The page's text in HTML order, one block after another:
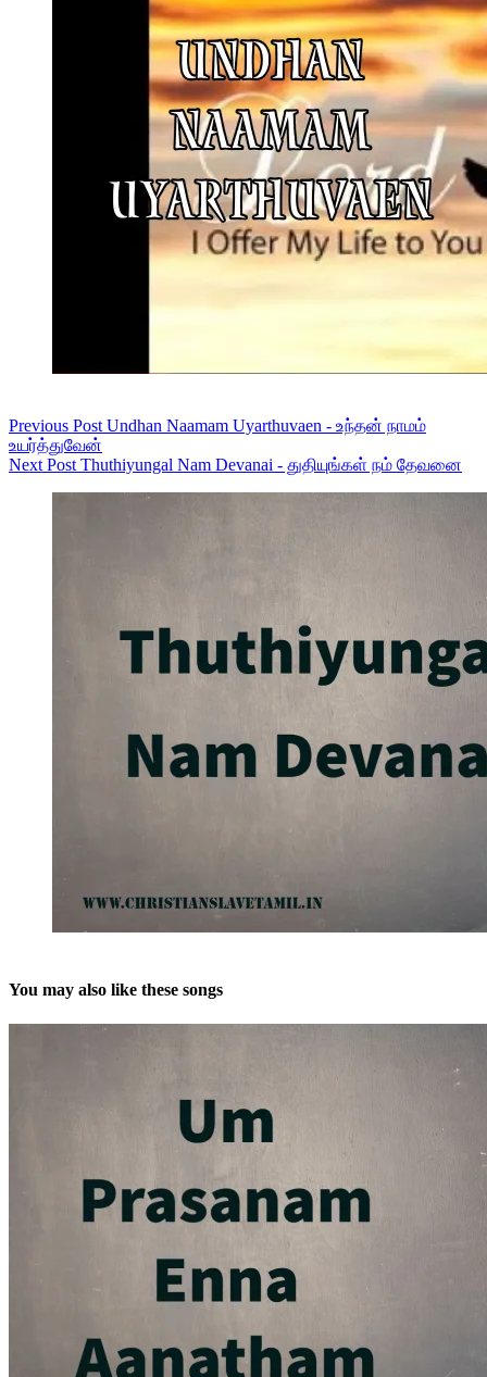
Previous Post Undhan Naamam Uyarthuvaen - உந்தன் நாமம்
உயர்த்துவேன்
Next Post Thuthiyungal Nam Devanai - துதியுங்கள் நம் தேவனை
You may also like these songs